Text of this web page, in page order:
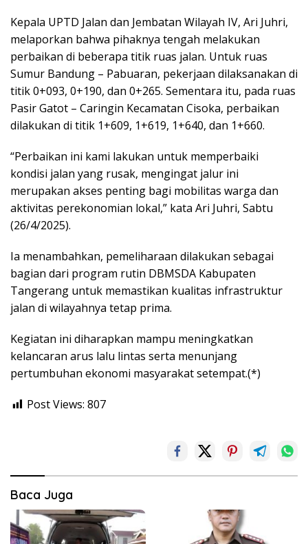
Kepala UPTD Jalan dan Jembatan Wilayah IV, Ari Juhri,
melaporkan bahwa pihaknya tengah melakukan
perbaikan di beberapa titik ruas jalan. Untuk ruas
Sumur Bandung – Pabuaran, pekerjaan dilaksanakan di
titik 0+093, 0+190, dan 0+265. Sementara itu, pada ruas
Pasir Gatot – Caringin Kecamatan Cisoka, perbaikan
dilakukan di titik 1+609, 1+619, 1+640, dan 1+660.
“Perbaikan ini kami lakukan untuk memperbaiki
kondisi jalan yang rusak, mengingat jalur ini
merupakan akses penting bagi mobilitas warga dan
aktivitas perekonomian lokal,” kata Ari Juhri, Sabtu
(26/4/2025).
Ia menambahkan, pemeliharaan dilakukan sebagai
bagian dari program rutin DBMSDA Kabupaten
Tangerang untuk memastikan kualitas infrastruktur
jalan di wilayahnya tetap prima.
Kegiatan ini diharapkan mampu meningkatkan
kelancaran arus lalu lintas serta menunjang
pertumbuhan ekonomi masyarakat setempat.(*)
Post Views: 807
Baca Juga